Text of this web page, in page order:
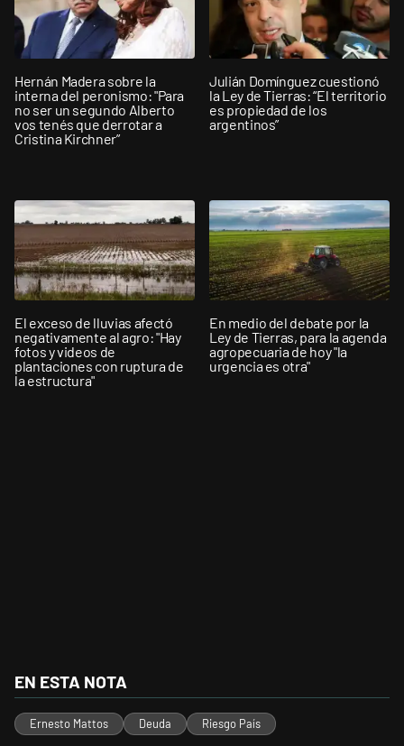
Hernán Madera sobre la
interna del peronismo: "Para
no ser un segundo Alberto
vos tenés que derrotar a
Cristina Kirchner”
Julián Domínguez cuestionó
la Ley de Tierras: “El territorio
es propiedad de los
argentinos”
El exceso de lluvias afectó
negativamente al agro: "Hay
fotos y videos de
plantaciones con ruptura de
la estructura"
En medio del debate por la
Ley de Tierras, para la agenda
agropecuaria de hoy "la
urgencia es otra"
EN ESTA NOTA
Ernesto Mattos Deuda Riesgo País